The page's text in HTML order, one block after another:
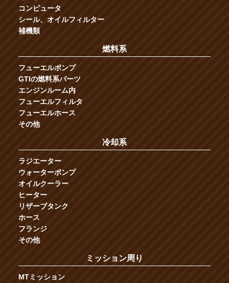
コンピュータ
シール、オイルフィルター
補機類
燃料系
フューエルポンプ
GTIの燃料系パーツ
エンジンルーム内
フューエルフィルタ
フューエルホース
その他
冷却系
ラジエーター
ウォーターポンプ
オイルクーラー
ヒーター
リザーブタンク
ホース
フランジ
その他
ミッション周り
MTミッション